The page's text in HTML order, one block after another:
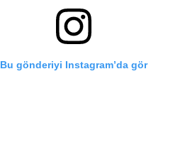
Bu gönderiyi Instagram’da gör